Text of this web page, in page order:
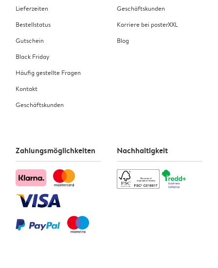
Lieferzeiten
Bestellstatus
Gutschein
Black Friday
Häufig gestellte Fragen
Kontakt
Geschäftskunden
Geschäftskunden
Karriere bei posterXXL
Blog
Zahlungsmöglichkeiten Nachhaltigkeit